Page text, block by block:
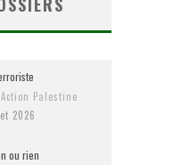
Palestine
2026
ou rien